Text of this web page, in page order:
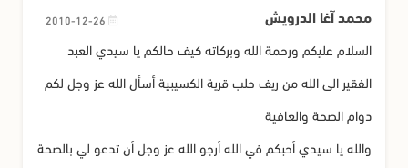
محمد آغا الدرويش
السلام عليكم ورحمة الله وبركاته كيف حالكم يا سيدي العبد
الفقير الى الله من ريف حلب قرية الكسيبية أسأل الله عز وجل لكم
دوام الصحة والعافية
والله يا سيدي أحبكم في الله أرجو الله عز وجل أن تدعو لي بالصحة